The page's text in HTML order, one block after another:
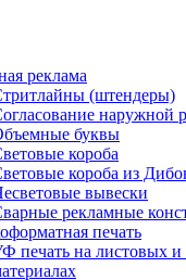
реклама
(штендеры)
наружной
буквы
короба
короба из
вывески
рекламные
печать
печать на листовых